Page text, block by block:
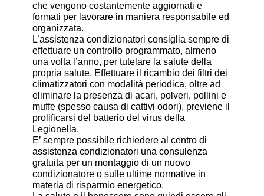
che vengono costantemente aggiornati e
formati per lavorare in maniera responsabile ed
organizzata.
L’assistenza condizionatori consiglia sempre di
effettuare un controllo programmato, almeno
una volta l’anno, per tutelare la salute della
propria salute. Effettuare il ricambio dei filtri dei
climatizzatori con modalità periodica, oltre ad
eliminare la presenza di acari, polveri, pollini e
muffe (spesso causa di cattivi odori), previene il
prolificarsi del batterio del virus della
Legionella.
E’ sempre possibile richiedere al centro di
assistenza condizionatori una consulenza
gratuita per un montaggio di un nuovo
condizionatore o sulle ultime normative in
materia di risparmio energetico.